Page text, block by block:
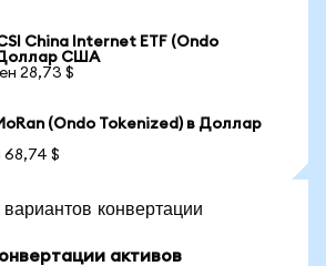
China Internet ETF (Ondo
Доллар США
28,73 $
(Ondo Tokenized) в Доллар
68,74 $
конвертации
активов